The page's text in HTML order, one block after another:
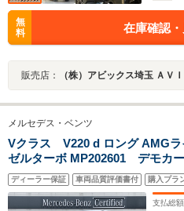
無
料
在庫確認
販売店： （株）アビックス埼玉 ＡＶＩ
メルセデス・ベンツ
Vクラス V220 d ロング AMGラ
ゼルターボ MP202601 デモカ
ジ エアサスペンション メモリ
ートヒーター パノラミックス
ーダーセーフティ アンビエン
ディーラー保証 車両品質評価書付 購入プラ
支払総額